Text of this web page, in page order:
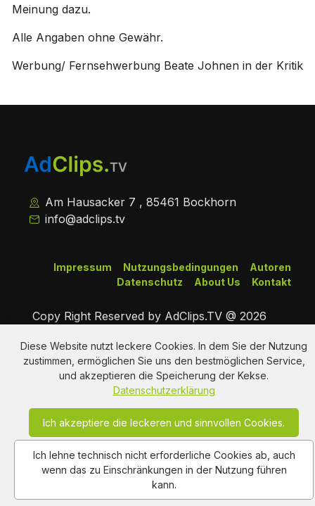
Diese Website nutzt leckere Cookies. In dem Sie der Nutzung
zustimmen, ermöglichen Sie uns den bestmöglichen Service,
und akzeptieren die Speicherung der Kekse.
Datenschutzerklärung
Ich akzeptiere die leckeren und sinnvollen Cookies.
Ich lehne technisch nicht erforderliche Cookies ab, auch
wenn das zu Einschränkungen in der Nutzung führen
kann.
Meinung dazu.
Alle Angaben ohne Gewähr.
Werbung/ Fernsehwerbung Beate Johnen in der Kritik
Am Hausacker 7 , 85461 Bockhorn
info@adclips.tv
Autoren
Nutzungsbedingungen
Impressum
Kontakt
About Us
Datenschutz
Copy Right Reserved by AdClips.TV @ 2026